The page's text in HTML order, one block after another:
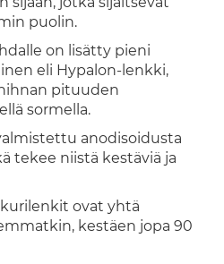
puolin.
on lisätty pieni
eli Hypalon-lenkki,
pituuden
sormella.
anodisoidusta
tekee niistä kestäviä ja
ovat yhtä
kestäen jopa 90